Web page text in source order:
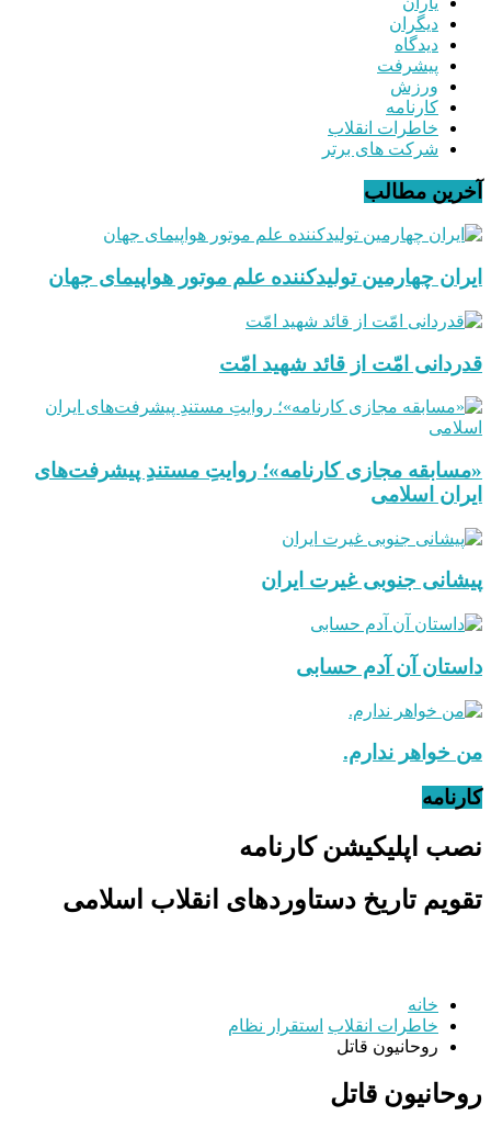
دیگران
دیدگاه
پیشرفت
ورزش
کارنامه
خاطرات انقلاب
شرکت های برتر
آخرین مطالب
ایران چهارمین تولیدکننده علم موتور هواپیمای جهان
قدردانی امّت از قائد شهید امّت
«مسابقه مجازی کارنامه»؛ روایتِ مستندِ پیشرفت‌های
ایران اسلامی
پیشانی جنوبی غیرت ایران
داستان آن آدم حسابی
من خواهر ندارم.
کارنامه
نصب اپلیکیشن کارنامه
تقویم تاریخ دستاوردهای انقلاب اسلامی
خانه
خاطرات انقلاب استقرار نظام
روحانیون قاتل
روحانیون قاتل